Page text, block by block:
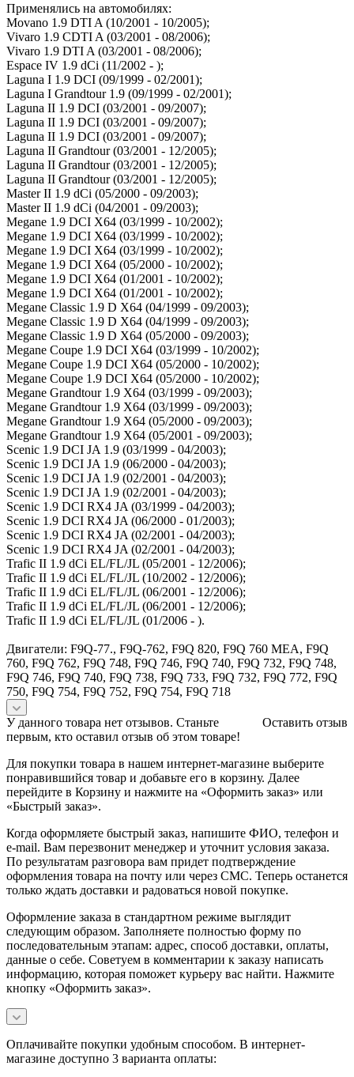
Применялись на автомобилях:
Movano 1.9 DTI A (10/2001 - 10/2005);
Vivaro 1.9 CDTI A (03/2001 - 08/2006);
Vivaro 1.9 DTI A (03/2001 - 08/2006);
Espace IV 1.9 dCi (11/2002 - );
Laguna I 1.9 DCI (09/1999 - 02/2001);
Laguna I Grandtour 1.9 (09/1999 - 02/2001);
Laguna II 1.9 DCI (03/2001 - 09/2007);
Laguna II 1.9 DCI (03/2001 - 09/2007);
Laguna II 1.9 DCI (03/2001 - 09/2007);
Laguna II Grandtour (03/2001 - 12/2005);
Laguna II Grandtour (03/2001 - 12/2005);
Laguna II Grandtour (03/2001 - 12/2005);
Master II 1.9 dCi (05/2000 - 09/2003);
Master II 1.9 dCi (04/2001 - 09/2003);
Megane 1.9 DCI X64 (03/1999 - 10/2002);
Megane 1.9 DCI X64 (03/1999 - 10/2002);
Megane 1.9 DCI X64 (03/1999 - 10/2002);
Megane 1.9 DCI X64 (05/2000 - 10/2002);
Megane 1.9 DCI X64 (01/2001 - 10/2002);
Megane 1.9 DCI X64 (01/2001 - 10/2002);
Megane Classic 1.9 D X64 (04/1999 - 09/2003);
Megane Classic 1.9 D X64 (04/1999 - 09/2003);
Megane Classic 1.9 D X64 (05/2000 - 09/2003);
Megane Coupe 1.9 DCI X64 (03/1999 - 10/2002);
Megane Coupe 1.9 DCI X64 (05/2000 - 10/2002);
Megane Coupe 1.9 DCI X64 (05/2000 - 10/2002);
Megane Grandtour 1.9 X64 (03/1999 - 09/2003);
Megane Grandtour 1.9 X64 (03/1999 - 09/2003);
Megane Grandtour 1.9 X64 (05/2000 - 09/2003);
Megane Grandtour 1.9 X64 (05/2001 - 09/2003);
Scenic 1.9 DCI JA 1.9 (03/1999 - 04/2003);
Scenic 1.9 DCI JA 1.9 (06/2000 - 04/2003);
Scenic 1.9 DCI JA 1.9 (02/2001 - 04/2003);
Scenic 1.9 DCI JA 1.9 (02/2001 - 04/2003);
Scenic 1.9 DCI RX4 JA (03/1999 - 04/2003);
Scenic 1.9 DCI RX4 JA (06/2000 - 01/2003);
Scenic 1.9 DCI RX4 JA (02/2001 - 04/2003);
Scenic 1.9 DCI RX4 JA (02/2001 - 04/2003);
Trafic II 1.9 dCi EL/FL/JL (05/2001 - 12/2006);
Trafic II 1.9 dCi EL/FL/JL (10/2002 - 12/2006);
Trafic II 1.9 dCi EL/FL/JL (06/2001 - 12/2006);
Trafic II 1.9 dCi EL/FL/JL (06/2001 - 12/2006);
Trafic II 1.9 dCi EL/FL/JL (01/2006 - ).
Двигатели: F9Q-77., F9Q-762, F9Q 820, F9Q 760 MEA, F9Q
760, F9Q 762, F9Q 748, F9Q 746, F9Q 740, F9Q 732, F9Q 748,
F9Q 746, F9Q 740, F9Q 738, F9Q 733, F9Q 732, F9Q 772, F9Q
750, F9Q 754, F9Q 752, F9Q 754, F9Q 718
Оставить отзыв
У данного товара нет отзывов. Станьте
первым, кто оставил отзыв об этом товаре!
Для покупки товара в нашем интернет-магазине выберите
понравившийся товар и добавьте его в корзину. Далее
перейдите в Корзину и нажмите на «Оформить заказ» или
«Быстрый заказ».
Когда оформляете быстрый заказ, напишите ФИО, телефон и
e-mail. Вам перезвонит менеджер и уточнит условия заказа.
По результатам разговора вам придет подтверждение
оформления товара на почту или через СМС. Теперь останется
только ждать доставки и радоваться новой покупке.
Оформление заказа в стандартном режиме выглядит
следующим образом. Заполняете полностью форму по
последовательным этапам: адрес, способ доставки, оплаты,
данные о себе. Советуем в комментарии к заказу написать
информацию, которая поможет курьеру вас найти. Нажмите
кнопку «Оформить заказ».
Оплачивайте покупки удобным способом. В интернет-
магазине доступно 3 варианта оплаты: